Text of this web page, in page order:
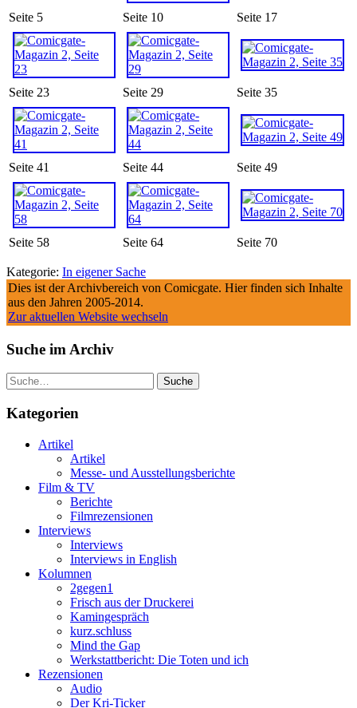
Seite 5 Seite 10 Seite 17
Seite 23 Seite 29 Seite 35
Seite 41 Seite 44 Seite 49
Seite 58 Seite 64 Seite 70
Kategorie: In eigener Sache
Dies ist der Archivbereich von Comicgate. Hier finden sich Inhalte
aus den Jahren 2005-2014.
Zur aktuellen Website wechseln
Suche im Archiv
Suche
Kategorien
Artikel
Artikel
Messe- und Ausstellungsberichte
Film & TV
Berichte
Filmrezensionen
Interviews
Interviews
Interviews in English
Kolumnen
2gegen1
Frisch aus der Druckerei
Kamingespräch
kurz.schluss
Mind the Gap
Werkstattbericht: Die Toten und ich
Rezensionen
Audio
Der Kri-Ticker